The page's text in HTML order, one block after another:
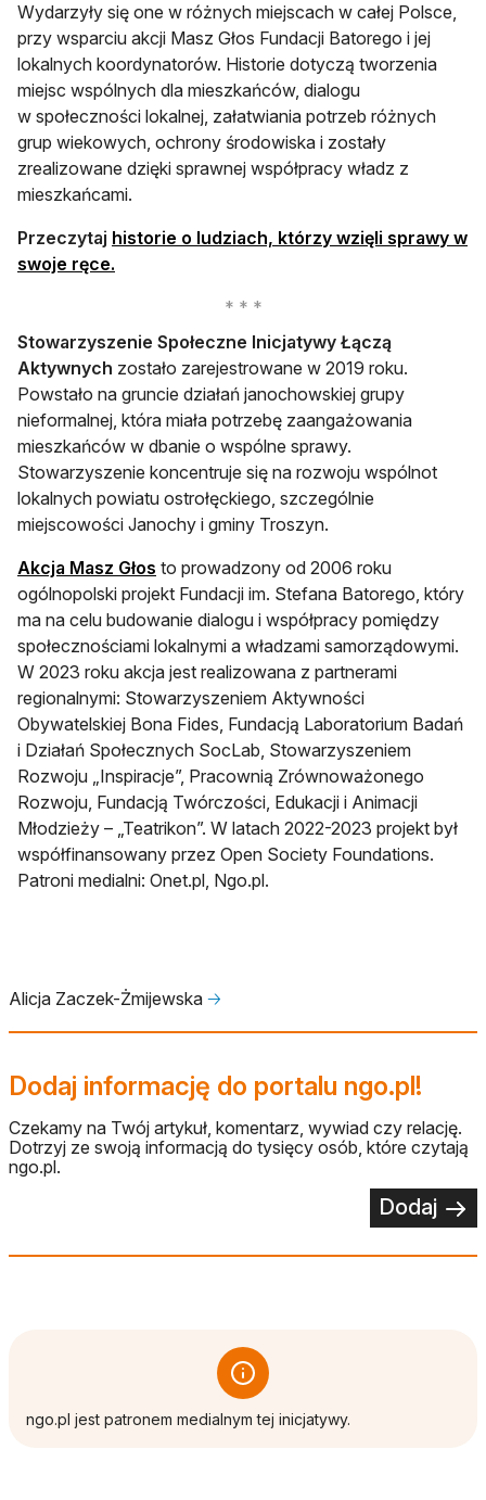
Wydarzyły się one w różnych miejscach w całej Polsce,
przy wsparciu akcji Masz Głos Fundacji Batorego i jej
lokalnych koordynatorów. Historie dotyczą tworzenia
miejsc wspólnych dla mieszkańców, dialogu
w społeczności lokalnej, załatwiania potrzeb różnych
grup wiekowych, ochrony środowiska i zostały
zrealizowane dzięki sprawnej współpracy władz z
mieszkańcami.
Przeczytaj historie o ludziach, którzy wzięli sprawy w
swoje ręce.
Stowarzyszenie Społeczne Inicjatywy Łączą
Aktywnych zostało zarejestrowane w 2019 roku.
Powstało na gruncie działań janochowskiej grupy
nieformalnej, która miała potrzebę zaangażowania
mieszkańców w dbanie o wspólne sprawy.
Stowarzyszenie koncentruje się na rozwoju wspólnot
lokalnych powiatu ostrołęckiego, szczególnie
miejscowości Janochy i gminy Troszyn.
Akcja Masz Głos otwiera się w nowej karcie
to prowadzony od 2006 roku
ogólnopolski projekt Fundacji im. Stefana Batorego, który
ma na celu budowanie dialogu i współpracy pomiędzy
społecznościami lokalnymi a władzami samorządowymi.
W 2023 roku akcja jest realizowana z partnerami
regionalnymi: Stowarzyszeniem Aktywności
Obywatelskiej Bona Fides, Fundacją Laboratorium Badań
i Działań Społecznych SocLab, Stowarzyszeniem
Rozwoju „Inspiracje”, Pracownią Zrównoważonego
Rozwoju, Fundacją Twórczości, Edukacji i Animacji
Młodzieży – „Teatrikon”. W latach 2022-2023 projekt był
współfinansowany przez Open Society Foundations.
Patroni medialni: Onet.pl, Ngo.pl.
Alicja Zaczek-Żmijewska 🡢
Dodaj informację do portalu ngo.pl!
Czekamy na Twój artykuł, komentarz, wywiad czy relację.
Dotrzyj ze swoją informacją do tysięcy osób, które czytają
ngo.pl.
Dodaj
ngo.pl jest patronem medialnym tej inicjatywy.